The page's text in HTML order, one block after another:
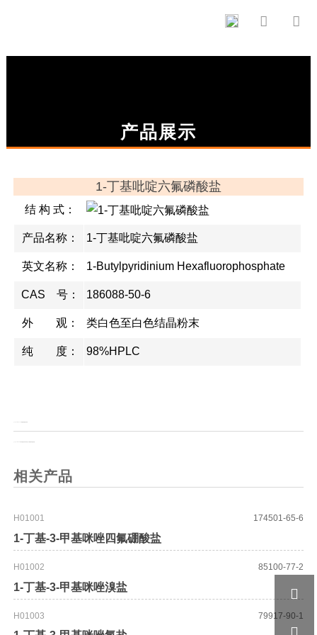
 
产品展示
1-丁基吡啶六氟磷酸盐
结 构 式：
产品名称： 1-丁基吡啶六氟磷酸盐
英文名称： 1-Butylpyridinium Hexafluorophosphate
CAS 号： 186088-50-6
外 观： 类白色至白色结晶粉末
纯 度： 98%HPLC
相关产品
H01001
1-丁基-3-甲基咪唑四氟硼酸盐
174501-65-6
H01002
1-丁基-3-甲基咪唑溴盐
85100-77-2
H01003 79917-90-1
